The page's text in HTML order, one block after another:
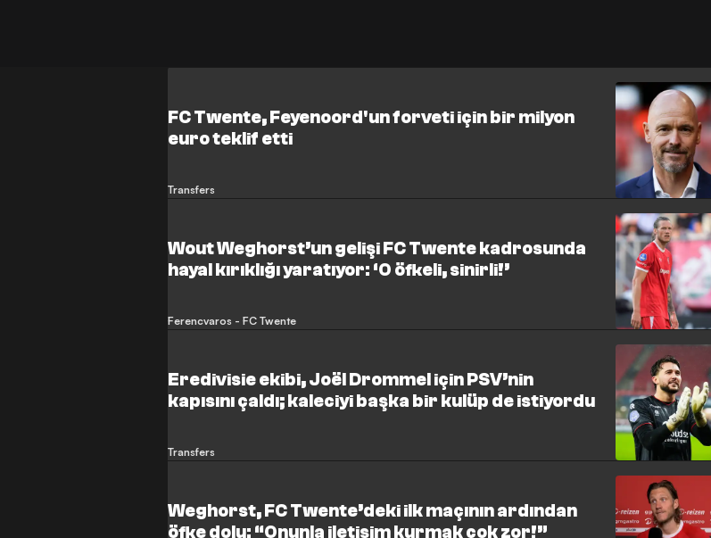
FC Twente, Feyenoord'un forveti için bir milyon
euro teklif etti
Transfers
Wout Weghorst’un gelişi FC Twente kadrosunda
hayal kırıklığı yaratıyor: ‘O öfkeli, sinirli!’
Ferencvaros - FC Twente
Eredivisie ekibi, Joël Drommel için PSV’nin
kapısını çaldı; kaleciyi başka bir kulüp de istiyordu
Transfers
Weghorst, FC Twente’deki ilk maçının ardından
öfke dolu: “Onunla iletişim kurmak çok zor!”